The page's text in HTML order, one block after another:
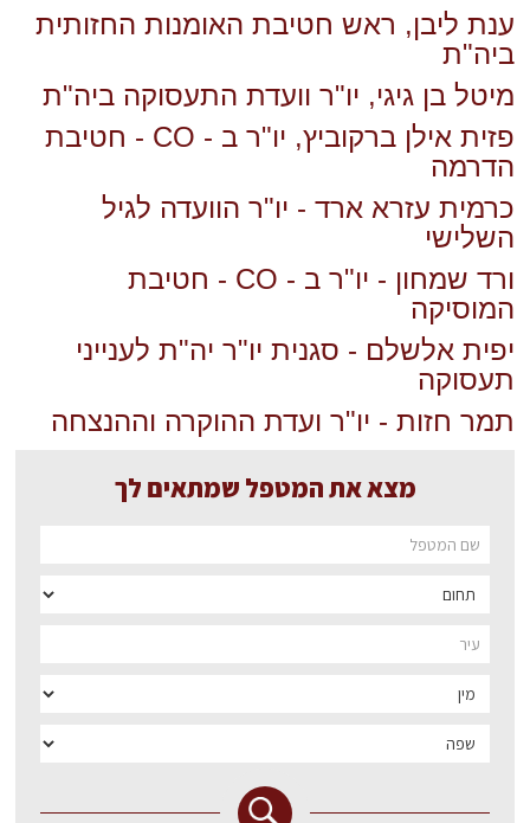
ענת ליבן, ראש חטיבת האומנות החזותית
ביה"ת
מיטל בן גיגי, יו"ר וועדת התעסוקה ביה"ת
פזית אילן ברקוביץ, יו"ר ב - CO - חטיבת
הדרמה
כרמית עזרא ארד - יו"ר הוועדה לגיל
השלישי
ורד שמחון - יו"ר ב - CO - חטיבת
המוסיקה
יפית אלשלם - סגנית יו"ר יה"ת לענייני
תעסוקה
תמר חזות - יו"ר ועדת ההוקרה וההנצחה
מצא את המטפל שמתאים לך